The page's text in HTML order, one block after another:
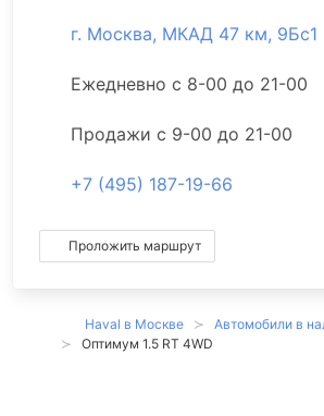
г. Москва, МКАД 47 км, 9Бс1
Ежедневно с 8-00 до 21-00
Продажи с 9-00 до 21-00
+7 (495) 187-19-66
Проложить маршрут
Haval в Москве Автомобили в
Оптимум 1.5 RT 4WD